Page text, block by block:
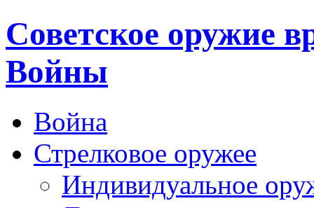
Cоветское оружие
Войны
Война
Стрелковое оружее
Индивидуальное